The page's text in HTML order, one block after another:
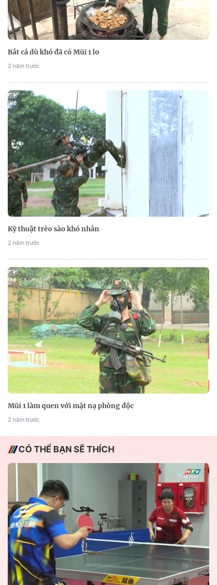
Bắt cá dù khó đã có Mũi 1 lo
2 năm trước
Kỹ thuật trèo sào khó nhằn
2 năm trước
Mũi 1 làm quen với mặt nạ phòng độc
2 năm trước
CÓ THỂ BẠN SẼ THÍCH